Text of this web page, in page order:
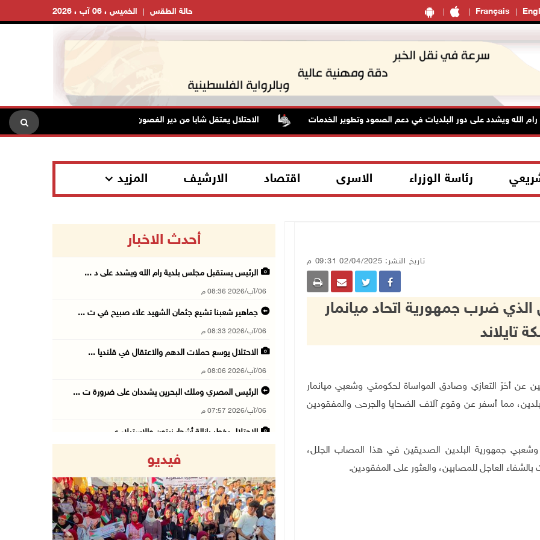
Français الخميس ، 06 آب ، 2026 حالة الطقس
الله ويشدد على دور البلديات في دعم الصمود وتطوير الخدمات الاحتلال يعتقل شابا من دير الغصون ويقتحم بلدات شمال طولكرم
رئاسة الوزراء الاسرى اقتصاد الارشيف المزيد
تاريخ النشر: 02/04/2025 09:31 م
الذي ضرب جمهورية اتحاد ميانمار
تايلاند
والمغتربين عن أحَرّ التعازي وصادق المواساة لحكومتي وشعبي ميانمار
مما أسفر عن وقوع آلاف الضحايا والجرحى والمفقودين
جمهورية البلدين الصديقين في هذا المصاب الجلل،
العاجل للمصابين، والعثور على المفقودين.
أحدث الاخبار
الرئيس يستقبل مجلس بلدية رام الله ويشدد على د ...
06/آب/2026 08:36 م
جماهير شعبنا تشيع جثمان الشهيد علاء صبيح في ت ...
06/آب/2026 08:33 م
الاحتلال يوسع حملات الدهم والاعتقال في قلنديا ...
06/آب/2026 08:06 م
الرئيس المصري وملك البحرين يشددان على ضرورة ت ...
06/آب/2026 07:57 م
الاحتلال يخطر بإزالة أشجار زيتون والاستيلاء ع ...
06/آب/2026 07:36 م
اليونيسف: استشهاد 300 طفل منذ وقف إطلاق النار ...
06/آب/2026 07:34 م
فيديو
Previous Next